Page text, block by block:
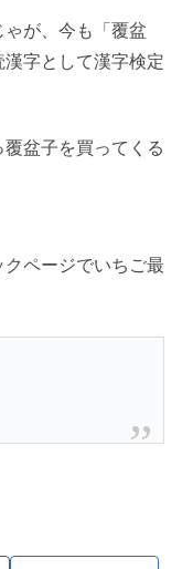
が、今も「覆盆
字として漢字検定
盆子を買ってくる
ページでいちご最